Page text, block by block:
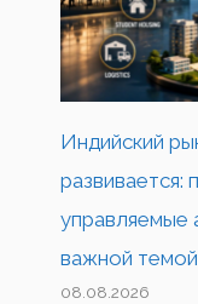
Индийский
развивается:
управляемые
важной темой
08.08.2026